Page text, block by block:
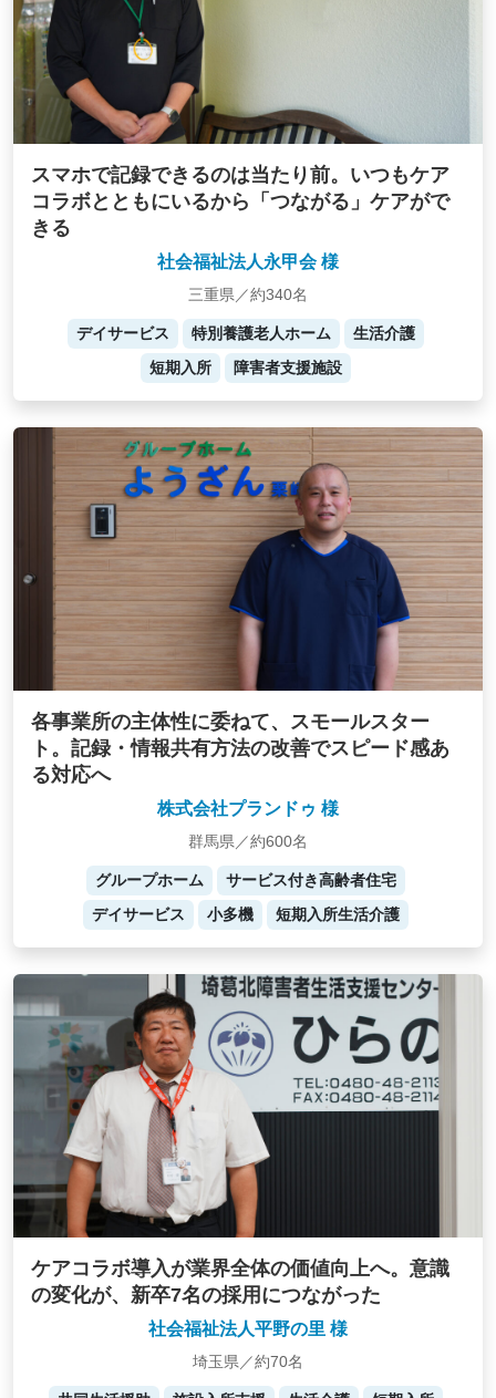
スマホで記録できるのは当たり前。いつもケア
コラボとともにいるから「つながる」ケアがで
きる
社会福祉法人永甲会 様
三重県／約340名
デイサービス 特別養護老人ホーム
生活介護
短期入所
障害者支援施設
各事業所の主体性に委ねて、スモールスター
ト。記録・情報共有方法の改善でスピード感あ
る対応へ
株式会社プランドゥ 様
群馬県／約600名
グループホーム
サービス付き高齢者住宅
デイサービス
小多機 短期入所生活介護
ケアコラボ導入が業界全体の価値向上へ。意識
の変化が、新卒7名の採用につながった
社会福祉法人平野の里 様
埼玉県／約70名